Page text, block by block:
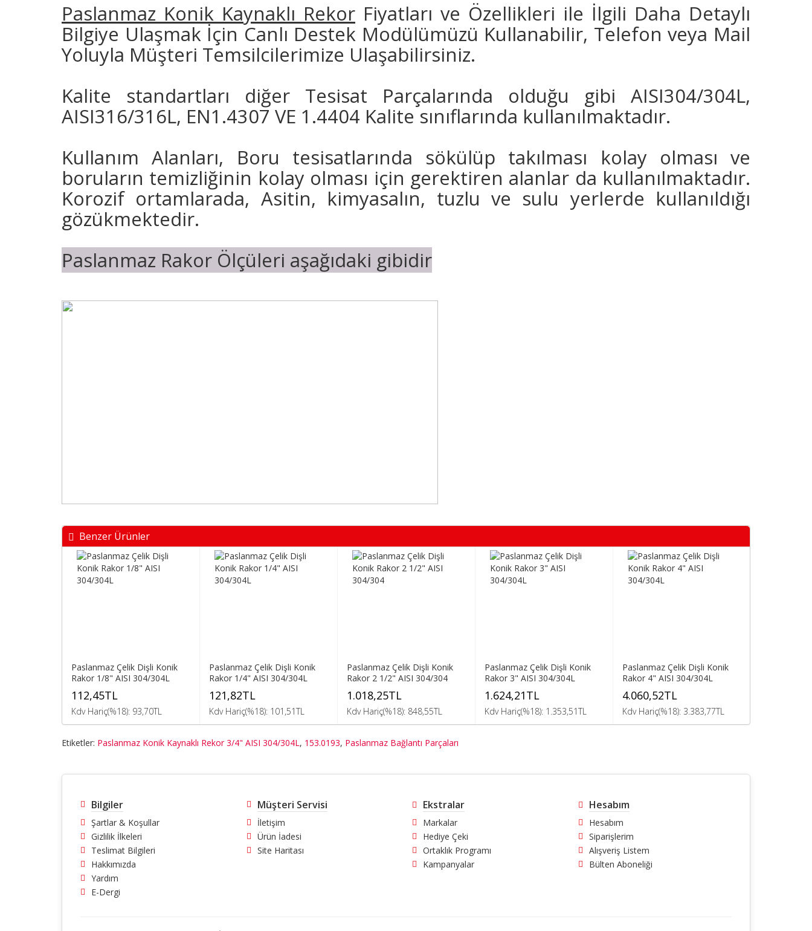
Paslanmaz Konik Kaynaklı Rekor Fiyatları ve Özellikleri ile İlgili Daha Detaylı
Bilgiye Ulaşmak İçin Canlı Destek Modülümüzü Kullanabilir, Telefon veya Mail
Yoluyla Müşteri Temsilcilerimize Ulaşabilirsiniz.
Kalite standartları diğer Tesisat Parçalarında olduğu gibi AISI304/304L,
AISI316/316L, EN1.4307 VE 1.4404 Kalite sınıflarında kullanılmaktadır.
Kullanım Alanları, Boru tesisatlarında sökülüp takılması kolay olması ve
boruların temizliğinin kolay olması için gerektiren alanlar da kullanılmaktadır.
Korozif ortamlarada, Asitin, kimyasalın, tuzlu ve sulu yerlerde kullanıldığı
gözükmektedir.
Paslanmaz Rakor Ölçüleri aşağıdaki gibidir
Benzer Ürünler
Paslanmaz Çelik Dişli Konik
Rakor 1/8" AISI 304/304L
112,45TL
Kdv Hariç(%18): 93,70TL
Paslanmaz Çelik Dişli Konik
Rakor 1/4" AISI 304/304L
121,82TL
Kdv Hariç(%18): 101,51TL
Paslanmaz Çelik Dişli Konik
Rakor 2 1/2" AISI 304/304
1.018,25TL
Kdv Hariç(%18): 848,55TL
Paslanmaz Çelik Dişli Konik
Rakor 3" AISI 304/304L
1.624,21TL
Kdv Hariç(%18): 1.353,51TL
Paslanmaz Çelik Dişli Konik
Rakor 4" AISI 304/304L
4.060,52TL
Kdv Hariç(%18): 3.383,77TL
Etiketler: Paslanmaz Konik Kaynaklı Rekor 3/4" AISI 304/304L, 153.0193, Paslanmaz Bağlantı Parçaları
Bilgiler
Şartlar & Koşullar
Gizlilik İlkeleri
Teslimat Bilgileri
Hakkımızda
Yardım
E-Dergi
Müşteri Servisi
İletişim
Ürün İadesi
Site Haritası
Ekstralar
Markalar
Hediye Çeki
Ortaklık Programı
Kampanyalar
Hesabım
Hesabım
Siparişlerim
Alışveriş Listem
Bülten Aboneliği